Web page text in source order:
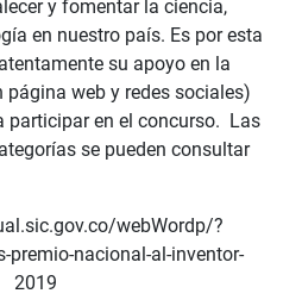
y fomentar la ciencia,
en nuestro país. Es por esta
su apoyo en la
web y redes sociales)
participar en el concurso. Las
se pueden consultar
webWordp/?
premio-nacional-al-inventor-
2019